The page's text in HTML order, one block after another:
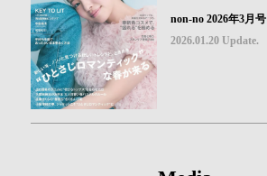
non-no 2026年3月号
2026.01.20 Update.